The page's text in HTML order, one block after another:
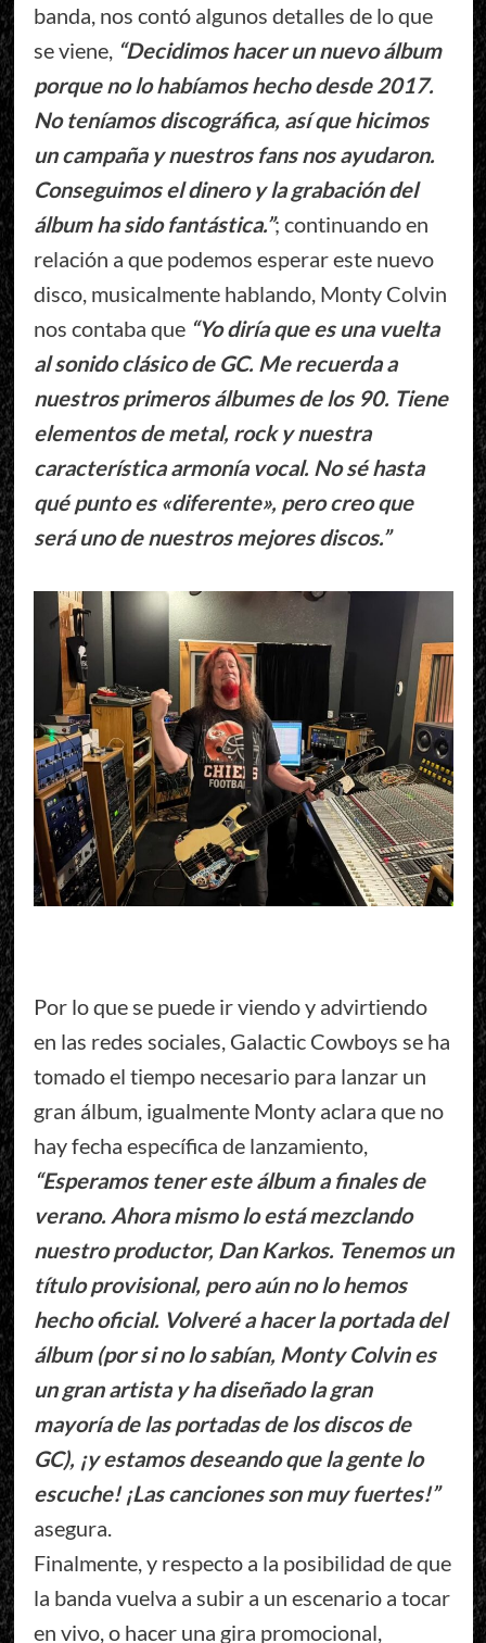
banda, nos contó algunos detalles de lo que
se viene, “Decidimos hacer un nuevo álbum
porque no lo habíamos hecho desde 2017.
No teníamos discográfica, así que hicimos
un campaña y nuestros fans nos ayudaron.
Conseguimos el dinero y la grabación del
álbum ha sido fantástica.”; continuando en
relación a que podemos esperar este nuevo
disco, musicalmente hablando, Monty Colvin
nos contaba que “Yo diría que es una vuelta
al sonido clásico de GC. Me recuerda a
nuestros primeros álbumes de los 90. Tiene
elementos de metal, rock y nuestra
característica armonía vocal. No sé hasta
qué punto es «diferente», pero creo que
será uno de nuestros mejores discos.”
Por lo que se puede ir viendo y advirtiendo
en las redes sociales, Galactic Cowboys se ha
tomado el tiempo necesario para lanzar un
gran álbum, igualmente Monty aclara que no
hay fecha específica de lanzamiento,
“Esperamos tener este álbum a finales de
verano. Ahora mismo lo está mezclando
nuestro productor, Dan Karkos. Tenemos un
título provisional, pero aún no lo hemos
hecho oficial. Volveré a hacer la portada del
álbum (por si no lo sabían, Monty Colvin es
un gran artista y ha diseñado la gran
mayoría de las portadas de los discos de
GC), ¡y estamos deseando que la gente lo
escuche! ¡Las canciones son muy fuertes!”
asegura.
Finalmente, y respecto a la posibilidad de que
la banda vuelva a subir a un escenario a tocar
en vivo, o hacer una gira promocional,